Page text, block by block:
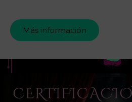
Más información